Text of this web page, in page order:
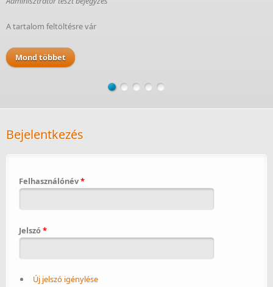
A tartalom feltöltésre vár
Mond többet
Bejelentkezés
Felhasználónév*
Jelszó*
Új jelszó igénylése